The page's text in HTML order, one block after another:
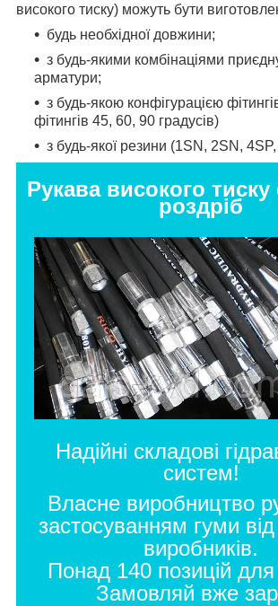
високого тиску) можуть бути
будь необхідної довжини;
з будь-якими комбінаціями
арматури;
з будь-якою конфігурацією
фітингів 45, 60, 90 градусів)
з будь-якої резини (1SN, 2SN,
Рукава високого тиску
роздріб
Надійні складові
систем!
Власне виробництво
застосуванням гуми від
виробників.
Понад 140 позицій
Замовляй вже